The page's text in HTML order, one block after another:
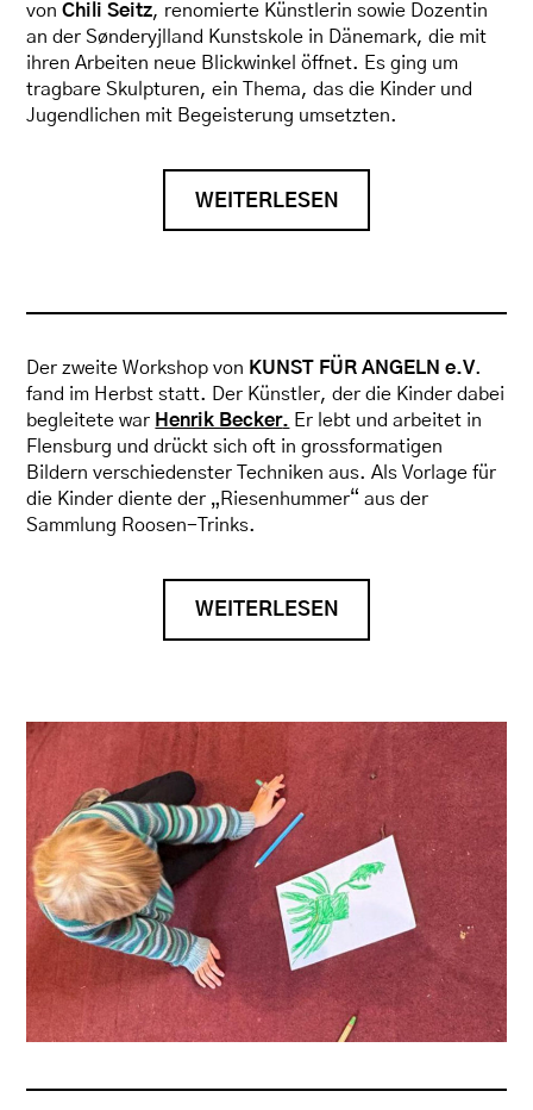
vonChili Seitz, renomierte Künstlerin sowie Dozentin
an der Sønderyjlland Kunstskole in Dänemark, die mit
ihren Arbeiten neue Blickwinkel öffnet. Es ging um
tragbare Skulpturen, ein Thema, das die Kinder und
Jugendlichen mit Begeisterung umsetzten.
WEITERLESEN
Der zweite Workshop von KUNST FÜR ANGELN e.V.
fand im Herbst statt. Der Künstler, der die Kinder dabei
begleitete war Henrik Becker. Er lebt und arbeitet in
Flensburg und drückt sich oft in grossformatigen
Bildern verschiedenster Techniken aus. Als Vorlage für
die Kinder diente der „Riesenhummer“ aus der
Sammlung Roosen-Trinks.
WEITERLESEN